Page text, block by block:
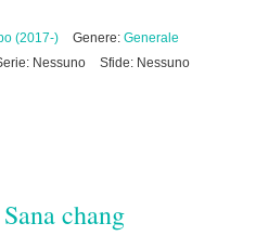
(2017-) Genere: Generale
Nessuno
Sfide: Nessuno
Sana chang